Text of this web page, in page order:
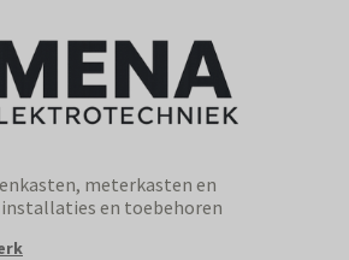
meterkasten en
en toebehoren